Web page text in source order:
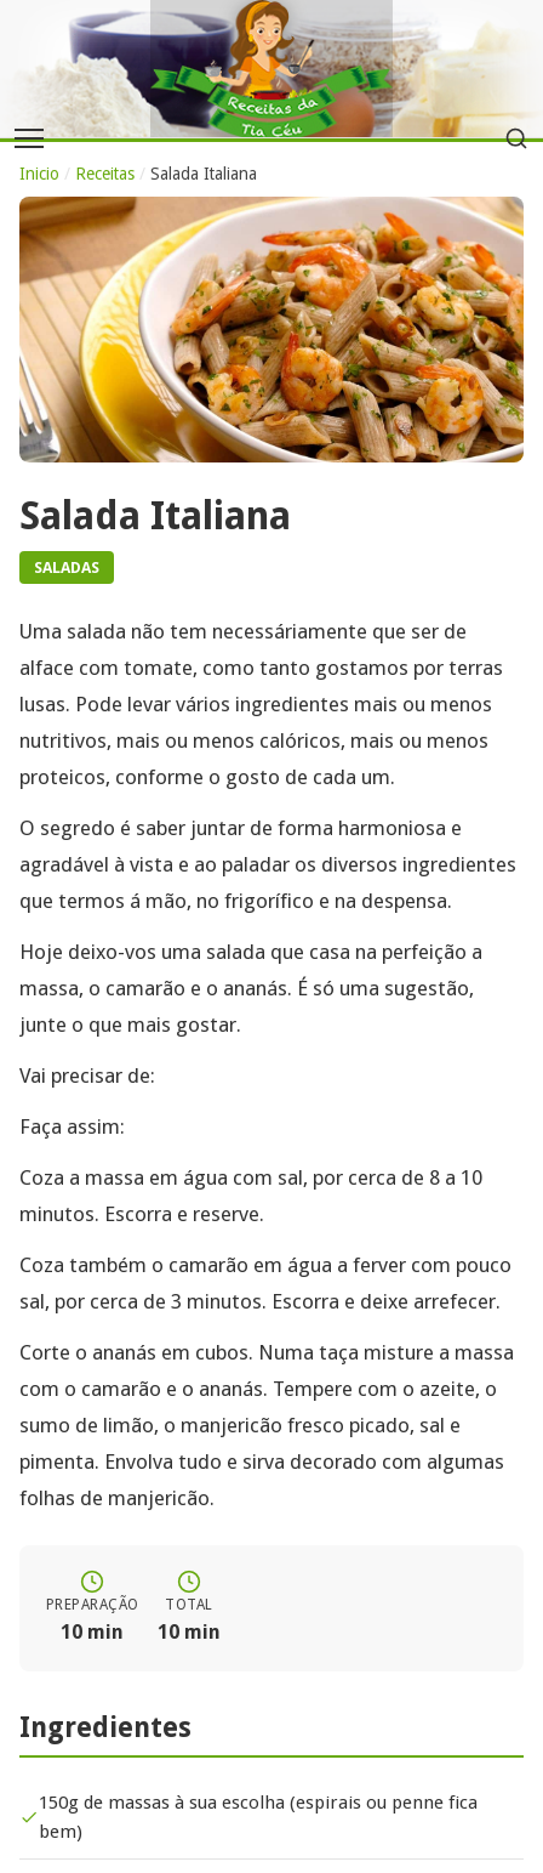
Inicio / Receitas / Salada Italiana
Salada Italiana
SALADAS
Uma salada não tem necessáriamente que ser de
alface com tomate, como tanto gostamos por terras
lusas. Pode levar vários ingredientes mais ou menos
nutritivos, mais ou menos calóricos, mais ou menos
proteicos, conforme o gosto de cada um.
O segredo é saber juntar de forma harmoniosa e
agradável à vista e ao paladar os diversos ingredientes
que termos á mão, no frigorífico e na despensa.
Hoje deixo-vos uma salada que casa na perfeição a
massa, o camarão e o ananás. É só uma sugestão,
junte o que mais gostar.
Vai precisar de:
Faça assim:
Coza a massa em água com sal, por cerca de 8 a 10
minutos. Escorra e reserve.
Coza também o camarão em água a ferver com pouco
sal, por cerca de 3 minutos. Escorra e deixe arrefecer.
Corte o ananás em cubos. Numa taça misture a massa
com o camarão e o ananás. Tempere com o azeite, o
sumo de limão, o manjericão fresco picado, sal e
pimenta. Envolva tudo e sirva decorado com algumas
folhas de manjericão.
PREPARAÇÃO
10 min
TOTAL
10 min
Ingredientes
150g de massas à sua escolha (espirais ou penne fica
bem)